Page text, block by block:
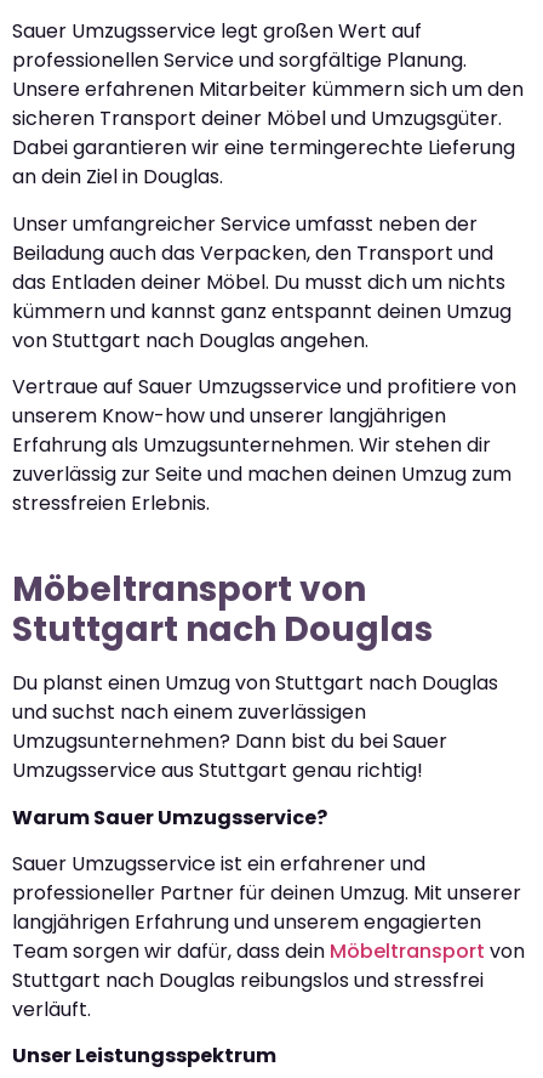
Sauer Umzugsservice legt großen Wert auf
professionellen Service und sorgfältige Planung.
Unsere erfahrenen Mitarbeiter kümmern sich um den
sicheren Transport deiner Möbel und Umzugsgüter.
Dabei garantieren wir eine termingerechte Lieferung
an dein Ziel in Douglas.
Unser umfangreicher Service umfasst neben der
Beiladung auch das Verpacken, den Transport und
das Entladen deiner Möbel. Du musst dich um nichts
kümmern und kannst ganz entspannt deinen Umzug
von Stuttgart nach Douglas angehen.
Vertraue auf Sauer Umzugsservice und profitiere von
unserem Know-how und unserer langjährigen
Erfahrung als Umzugsunternehmen. Wir stehen dir
zuverlässig zur Seite und machen deinen Umzug zum
stressfreien Erlebnis.
Möbeltransport von
Stuttgart nach Douglas
Du planst einen Umzug von Stuttgart nach Douglas
und suchst nach einem zuverlässigen
Umzugsunternehmen? Dann bist du bei Sauer
Umzugsservice aus Stuttgart genau richtig!
Warum Sauer Umzugsservice?
Sauer Umzugsservice ist ein erfahrener und
professioneller Partner für deinen Umzug. Mit unserer
langjährigen Erfahrung und unserem engagierten
Team sorgen wir dafür, dass dein Möbeltransport von
Stuttgart nach Douglas reibungslos und stressfrei
verläuft.
Unser Leistungsspektrum